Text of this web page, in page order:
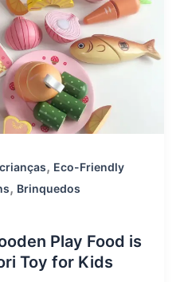
, Eco-Friendly
, Brinquedos
Play Food is
Toy for Kids